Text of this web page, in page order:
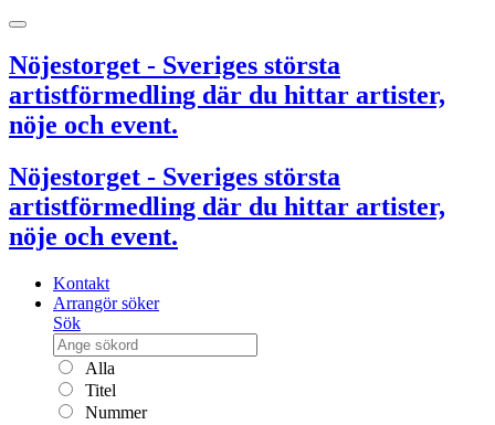
Nöjestorget - Sveriges största
artistförmedling där du hittar artister,
nöje och event.
Nöjestorget - Sveriges största
artistförmedling där du hittar artister,
nöje och event.
Kontakt
Arrangör söker
Sök
Alla
Titel
Nummer